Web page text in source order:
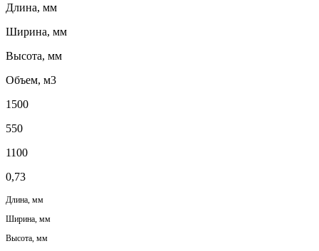
Длина, мм
Ширина, мм
Высота, мм
Объем, м3
1500
550
1100
0,73
Длина, мм
Ширина, мм
Высота, мм